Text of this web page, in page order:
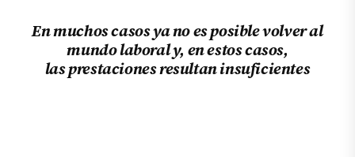
En muchos casos ya no es posible volver al
mundo laboral y, en estos casos,
las prestaciones resultan insuficientes